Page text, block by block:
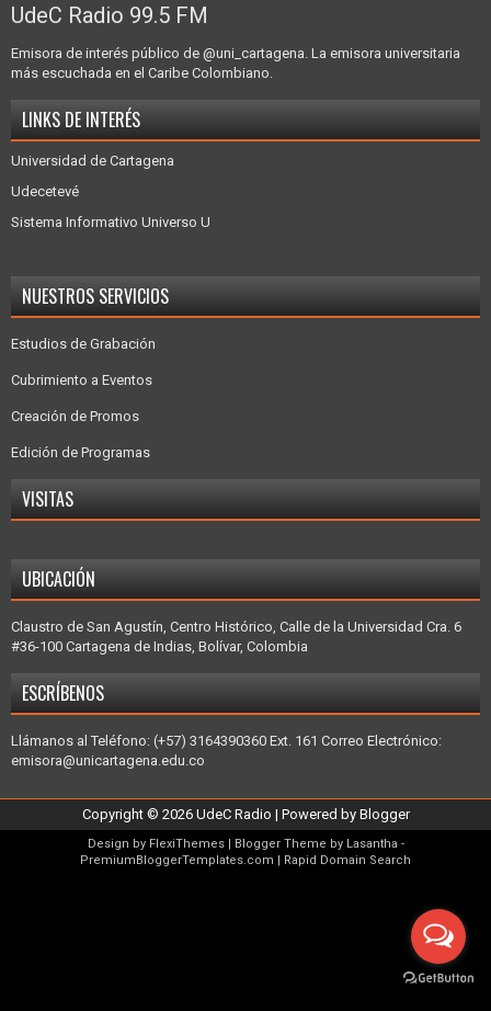
UdeC Radio 99.5 FM
Emisora de interés público de @uni_cartagena. La emisora universitaria
más escuchada en el Caribe Colombiano.
LINKS DE INTERÉS
Universidad de Cartagena
Udecetevé
Sistema Informativo Universo U
NUESTROS SERVICIOS
Estudios de Grabación
Cubrimiento a Eventos
Creación de Promos
Edición de Programas
VISITAS
UBICACIÓN
Claustro de San Agustín, Centro Histórico, Calle de la Universidad Cra. 6
#36-100 Cartagena de Indias, Bolívar, Colombia
ESCRÍBENOS
Llámanos al Teléfono: (+57) 3164390360 Ext. 161 Correo Electrónico:
emisora@unicartagena.edu.co
Copyright © 2026 UdeC Radio | Powered by Blogger
Design by FlexiThemes| Blogger Theme by Lasantha -
PremiumBloggerTemplates.com | Rapid Domain Search